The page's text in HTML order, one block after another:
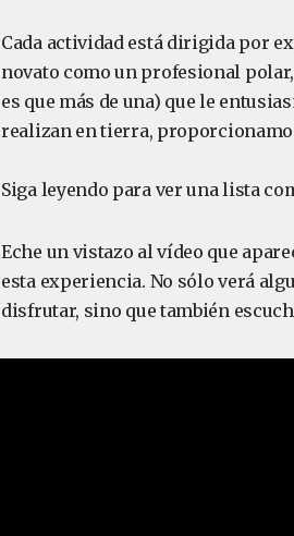
Cada actividad está dirigida por
novato como un profesional
es que más de una) que le
realizan en tierra,
Siga leyendo para ver una lista
Eche un vistazo al vídeo que
esta experiencia. No sólo verá
disfrutar, sino que también